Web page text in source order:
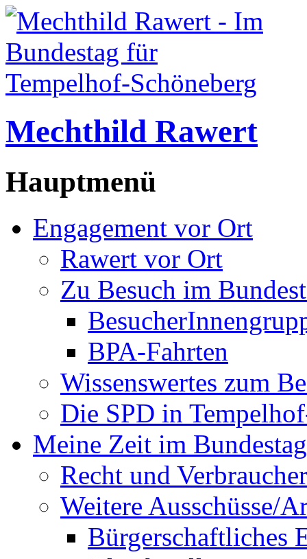
Mechthild Rawert
Hauptmenü
Engagement vor Ort
Rawert vor Ort
Zu Besuch im
BPA-Fahrten
Wissenswertes zum
Die SPD in
Meine Zeit im Bundestag
Recht und
Weitere Ausschüsse/
Bürgerschaftliches